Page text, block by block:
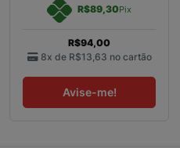
R$89,30Pix
R$94,00
8x de R$13,63 no cartão
Avise-me!